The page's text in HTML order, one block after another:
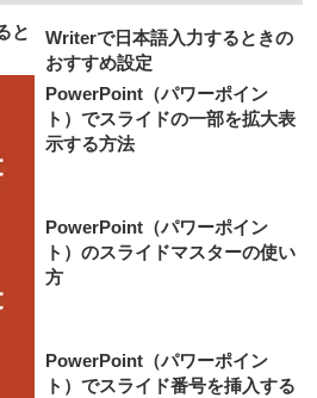
Writerで日本語入力するときの
おすすめ設定
PowerPoint（パワーポイン
ト）でスライドの一部を拡大表
示する方法
PowerPoint（パワーポイン
ト）のスライドマスターの使い
方
PowerPoint（パワーポイン
ト）でスライド番号を挿入する